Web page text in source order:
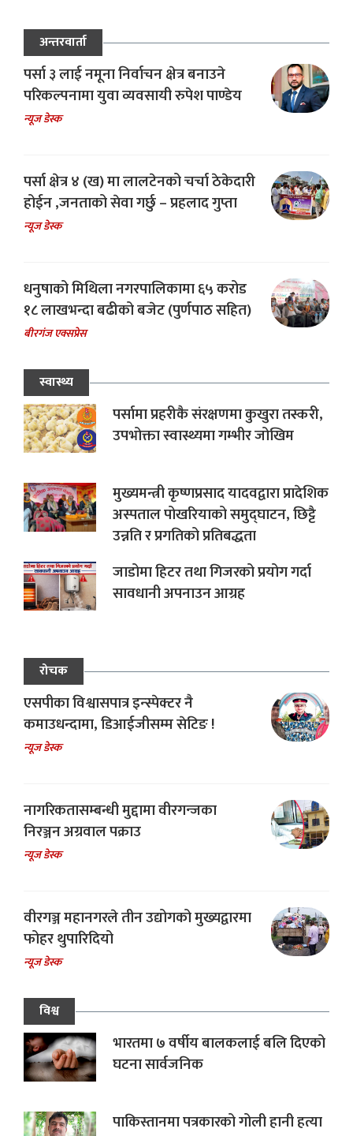
अन्तरवार्ता
पर्सा ३ लाई नमूना निर्वाचन क्षेत्र बनाउने
परिकल्पनामा युवा व्यवसायी रुपेश पाण्डेय
न्यूज डेस्क
पर्सा क्षेत्र ४ (ख) मा लालटेनको चर्चा ठेकेदारी
होईन ,जनताको सेवा गर्छु – प्रहलाद गुप्ता
न्यूज डेस्क
धनुषाको मिथिला नगरपालिकामा ६५ करोड
१८ लाखभन्दा बढीको बजेट (पुर्णपाठ सहित)
बीरगंज एक्सप्रेस
स्वास्थ्य
पर्सामा प्रहरीकै संरक्षणमा कुखुरा तस्करी,
उपभोक्ता स्वास्थ्यमा गम्भीर जोखिम
मुख्यमन्त्री कृष्णप्रसाद यादवद्वारा प्रादेशिक
अस्पताल पोखरियाको समुद्घाटन, छिट्टै
उन्नति र प्रगतिको प्रतिबद्धता
जाडोमा हिटर तथा गिजरको प्रयोग गर्दा
सावधानी अपनाउन आग्रह
रोचक
एसपीका विश्वासपात्र इन्स्पेक्टर नै
कमाउधन्दामा, डिआईजीसम्म सेटिङ !
न्यूज डेस्क
नागरिकतासम्बन्धी मुद्दामा वीरगन्जका
निरञ्जन अग्रवाल पक्राउ
न्यूज डेस्क
वीरगञ्ज महानगरले तीन उद्योगको मुख्यद्वारमा
फोहर थुपारिदियो
न्यूज डेस्क
विश्व
भारतमा ७ वर्षीय बालकलाई बलि दिएको
घटना सार्वजनिक
पाकिस्तानमा पत्रकारको गोली हानी हत्या